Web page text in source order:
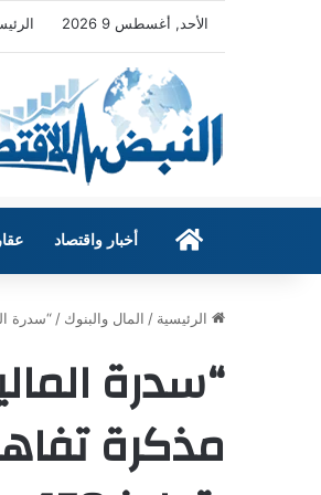
الأحد, أغسطس 9 2026
الرئيسيةأخبار واقتصاد
الرئيسية / المال والبنوك / “سدرة
“سدرة
مذكرة